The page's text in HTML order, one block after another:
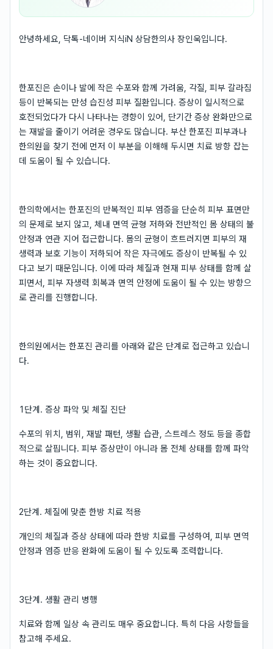
안녕하세요, 닥톡-네이버 지식iN 상담한의사 장인욱입니다.
한포진은 손이나 발에 작은 수포와 함께 가려움, 각질, 피부 갈라짐
등이 반복되는 만성 습진성 피부 질환입니다. 증상이 일시적으로
호전되었다가 다시 나타나는 경향이 있어, 단기간 증상 완화만으로
는 재발을 줄이기 어려운 경우도 많습니다. 부산 한포진 피부과나
한의원을 찾기 전에 먼저 이 부분을 이해해 두시면 치료 방향 잡는
데 도움이 될 수 있습니다.
한의학에서는 한포진의 반복적인 피부 염증을 단순히 피부 표면만
의 문제로 보지 않고, 체내 면역 균형 저하와 전반적인 몸 상태의 불
안정과 연관 지어 접근합니다. 몸의 균형이 흐트러지면 피부의 재
생력과 보호 기능이 저하되어 작은 자극에도 증상이 반복될 수 있
다고 보기 때문입니다. 이에 따라 체질과 현재 피부 상태를 함께 살
피면서, 피부 자생력 회복과 면역 안정에 도움이 될 수 있는 방향으
로 관리를 진행합니다.
한의원에서는 한포진 관리를 아래와 같은 단계로 접근하고 있습니
다.
1단계. 증상 파악 및 체질 진단
수포의 위치, 범위, 재발 패턴, 생활 습관, 스트레스 정도 등을 종합
적으로 살핍니다. 피부 증상만이 아니라 몸 전체 상태를 함께 파악
하는 것이 중요합니다.
2단계. 체질에 맞춘 한방 치료 적용
개인의 체질과 증상 상태에 따라 한방 치료를 구성하여, 피부 면역
안정과 염증 반응 완화에 도움이 될 수 있도록 조력합니다.
3단계. 생활 관리 병행
치료와 함께 일상 속 관리도 매우 중요합니다. 특히 다음 사항들을
참고해 주세요.